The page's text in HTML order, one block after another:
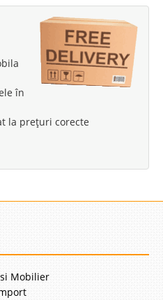
Whirlpool AKZM
3 tipuri ali..
Lei
în
la prețuri corecte
Mobilier